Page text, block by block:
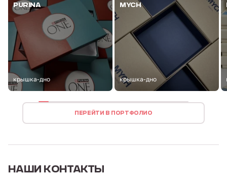
PURINA
крышка-дно
MYCH
крышка-дно
ПЕРЕЙТИ В ПОРТФОЛИО
НАШИ КОНТАКТЫ